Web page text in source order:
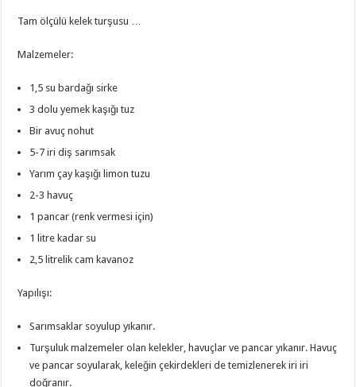
Tam ölçülü kelek turşusu …
Malzemeler:
1,5 su bardağı sirke
3 dolu yemek kaşığı tuz
Bir avuç nohut
5-7 iri diş sarımsak
Yarım çay kaşığı limon tuzu
2-3 havuç
1 pancar (renk vermesi için)
1 litre kadar su
2,5 litrelik cam kavanoz
Yapılışı:
Sarımsaklar soyulup yıkanır.
Turşuluk malzemeler olan kelekler, havuçlar ve pancar yıkanır. Havuç
ve pancar soyularak, keleğin çekirdekleri de temizlenerek iri iri
doğranır.